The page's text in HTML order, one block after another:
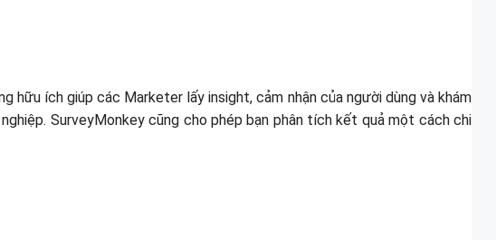
ích giúp các Marketer lấy insight, cảm nhận của người dùng và khám
SurveyMonkey cũng cho phép bạn phân tích kết quả một cách chi